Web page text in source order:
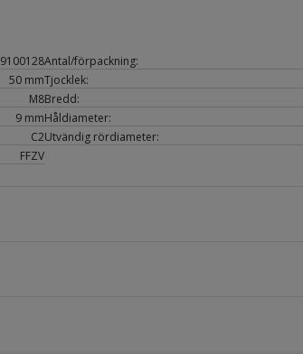
9100128
50 mm
M8
9 mm
C2
FFZV
Antal/förpackning:
Tjocklek:
Bredd:
Håldiameter:
Utvändig rördiameter: